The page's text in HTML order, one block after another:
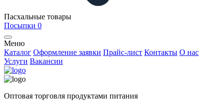
Пасхальные товары
Посыпки 0
Меню
Каталог Оформление заявки Прайс-лист Контакты О нас
Услуги Вакансии
Оптовая торговля продуктами питания